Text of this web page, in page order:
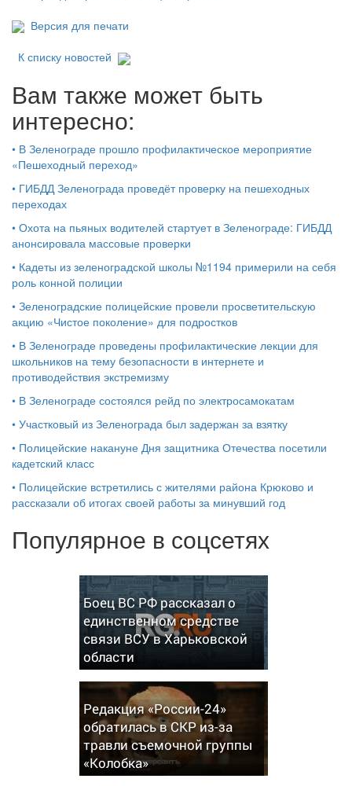
Версия для печати
К списку новостей
Вам также может быть
интересно:
• В Зеленограде прошло профилактическое мероприятие
«Пешеходный переход»
• ГИБДД Зеленограда проведёт проверку на пешеходных
переходах
• Охота на пьяных водителей стартует в Зеленограде: ГИБДД
анонсировала массовые проверки
• Кадеты из зеленоградской школы №1194 примерили на себя
роль конной полиции
• Зеленоградские полицейские провели просветительскую
акцию «Чистое поколение» для подростков
• В Зеленограде проведены профилактические лекции для
школьников на тему безопасности в интернете и
противодействия экстремизму
• В Зеленограде состоялся рейд по электросамокатам
• Участковый из Зеленограда был задержан за взятку
• Полицейские накануне Дня защитника Отечества посетили
кадетский класс
• Полицейские встретились с жителями района Крюково и
рассказали об итогах своей работы за минувший год
Популярное в соцсетях
Боец ВС РФ рассказал о
единственном средстве
связи ВСУ в Харьковской
области
Редакция «России-24»
обратилась в СКР из-за
травли съемочной группы
«Колобка»